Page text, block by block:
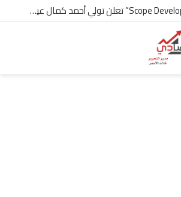
شركة “Scope Developments” تعلن تولي أحمد كمال عيسى منصب الرئيس التنفيذي للقطاع التجاري